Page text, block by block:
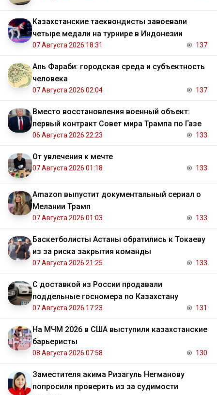
Казахстанские таеквондисты завоевали
четыре медали на турнире в Индонезии
07 Августа 2026 18:31 137
Аль Фараби: городская среда и субъектность
человека
07 Августа 2026 02:04 137
Вместо восстановления военный объект:
первый контракт Совет мира Трампа по Газе
06 Августа 2026 22:23 133
От увлечения к мечте
07 Августа 2026 01:18 133
Amazon выпустит документальный сериал о
Мелании Трамп
07 Августа 2026 01:03 133
Баскетболисты Астаны обратились к Токаеву
из за риска закрытия команды
07 Августа 2026 21:25 133
С доставкой из России продавали
поддельные госномера по Казахстану
07 Августа 2026 17:23 131
На МЧМ 2026 в США выступили казахстанские
барьеристы
08 Августа 2026 07:58 130
Заместителя акима Ризагуль Негманову
попросили проверить из за судимости